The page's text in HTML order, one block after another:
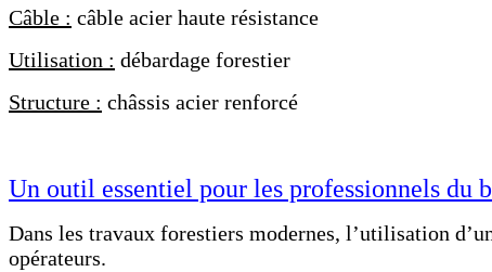
Câble : câble acier haute résistance
Utilisation : débardage forestier
Structure : châssis acier renforcé
Un outil essentiel pour les professionnels du
Dans les travaux forestiers modernes, l’utilisation
opérateurs.